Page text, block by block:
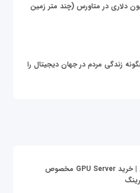
4.3 میلیون دلاری در متاورس (چند متر زمین
زندگی مردم در جهان دیجیتال را
قیمت سرور گرافیکی | خرید GPU Server مخصوص